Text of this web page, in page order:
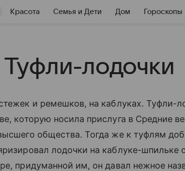
Красота Семья и Дети Дом Гороскопы
Туфли-лодочки
и ремешков, на каблуках. Туфли-
которую носила прислуга в Средние
общества. Тогда же к туфлям
лодочки на каблуке-шпильке
придуманной им, он давал нежное